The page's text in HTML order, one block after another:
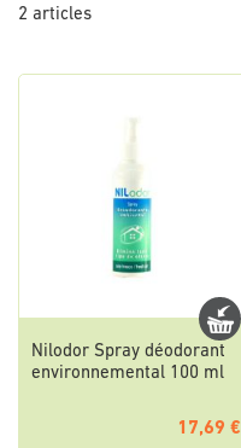
2 articles
Nilodor Spray déodorant
environnemental 100 ml
17,69 €